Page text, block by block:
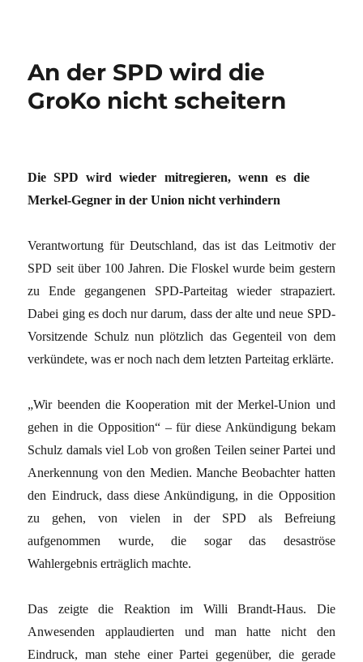
An der SPD wird die
GroKo nicht scheitern
Die SPD wird wieder mitregieren, wenn es die
Merkel-Gegner in der Union nicht verhindern
Verantwortung für Deutschland, das ist das Leitmotiv der
SPD seit über 100 Jahren. Die Floskel wurde beim gestern
zu Ende gegangenen SPD-Parteitag wieder strapaziert.
Dabei ging es doch nur darum, dass der alte und neue SPD-
Vorsitzende Schulz nun plötzlich das Gegenteil von dem
verkündete, was er noch nach dem letzten Parteitag erklärte.
„Wir beenden die Kooperation mit der Merkel-Union und
gehen in die Opposition“ – für diese Ankündigung bekam
Schulz damals viel Lob von großen Teilen seiner Partei und
Anerkennung von den Medien. Manche Beobachter hatten
den Eindruck, dass diese Ankündigung, in die Opposition
zu gehen, von vielen in der SPD als Befreiung
aufgenommen wurde, die sogar das desaströse
Wahlergebnis erträglich machte.
Das zeigte die Reaktion im Willi Brandt-Haus. Die
Anwesenden applaudierten und man hatte nicht den
Eindruck, man stehe einer Partei gegenüber, die gerade